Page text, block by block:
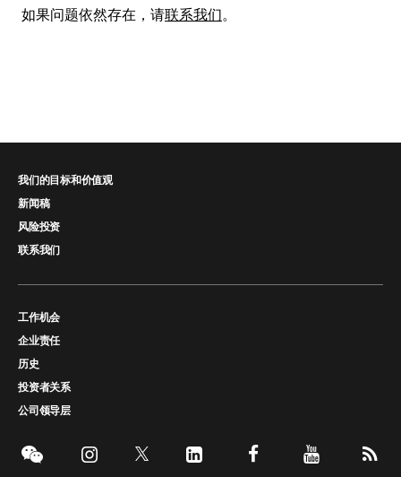
如果问题依然存在，请联系我们。
我们的目标和价值观
新闻稿
风险投资
联系我们
工作机会
企业责任
历史
投资者关系
公司领导层